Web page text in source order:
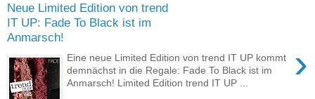
Neue Limited Edition von trend
IT UP: Fade To Black ist im
Anmarsch!
›
Eine neue Limited Edition von trend IT UP kommt
demnächst in die Regale: Fade To Black ist im
Anmarsch! Limited Edition trend IT UP ...